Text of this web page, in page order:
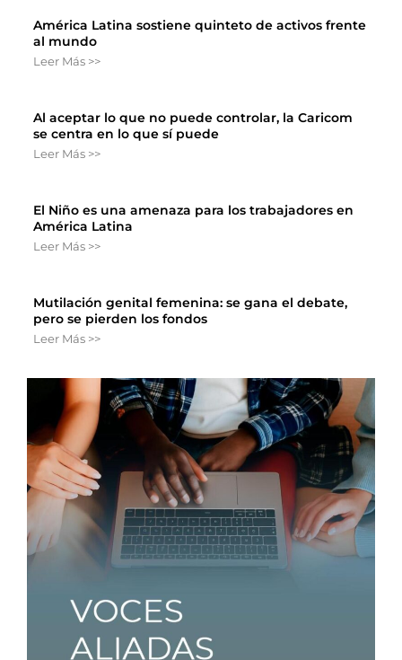
América Latina sostiene quinteto de activos frente
al mundo
Leer Más >>
Al aceptar lo que no puede controlar, la Caricom
se centra en lo que sí puede
Leer Más >>
El Niño es una amenaza para los trabajadores en
América Latina
Leer Más >>
Mutilación genital femenina: se gana el debate,
pero se pierden los fondos
Leer Más >>